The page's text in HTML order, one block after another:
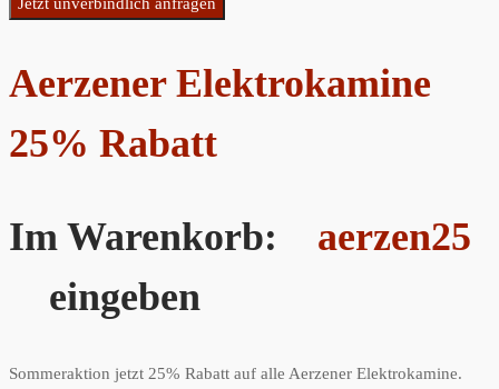
Aerzener Elektrokamine
25% Rabatt
Im Warenkorb: aerzen25
eingeben
Sommeraktion jetzt 25% Rabatt auf alle Aerzener Elektrokamine.